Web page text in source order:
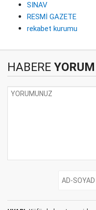
SINAV
RESMİ GAZETE
rekabet kurumu
HABERE